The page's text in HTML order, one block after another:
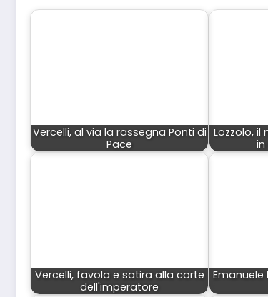
Vercelli, al via la rassegna Ponti di
Pace
Lozzolo, il
in
Vercelli, favola e satira alla corte
dell'imperatore
Emanuele